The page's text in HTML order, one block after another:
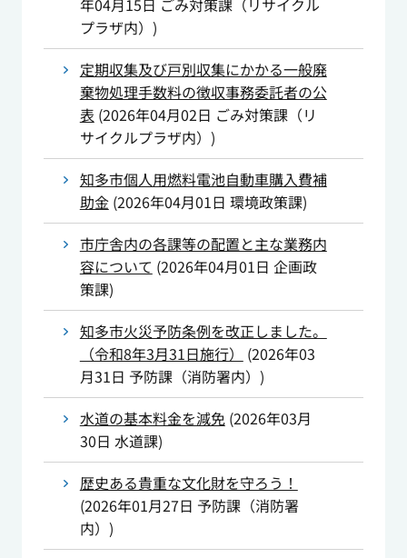
年04月15日 ごみ対策課（リサイクル
プラザ内） )
定期収集及び戸別収集にかかる一般廃
棄物処理手数料の徴収事務委託者の公
表 (2026年04月02日 ごみ対策課（リ
サイクルプラザ内） )
知多市個人用燃料電池自動車購入費補
助金(2026年04月01日 環境政策課)
市庁舎内の各課等の配置と主な業務内
容について (2026年04月01日 企画政
策課)
知多市火災予防条例を改正しました。
（令和8年3月31日施行）
(2026年03
月31日 予防課（消防署内） )
水道の基本料金を減免(2026年03月
30日 水道課)
歴史ある貴重な文化財を守ろう！
(2026年01月27日 予防課（消防署
内） )